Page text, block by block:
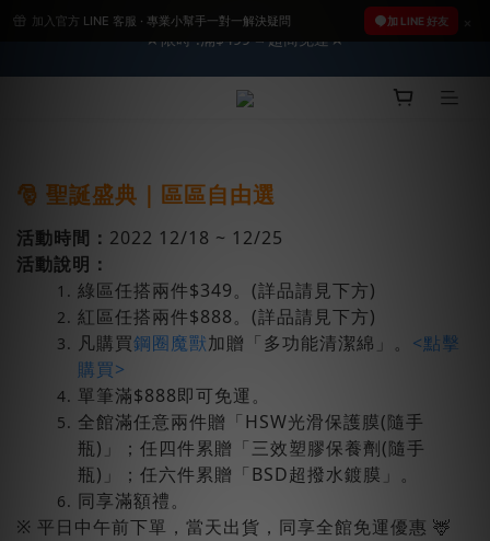
2026車友推薦新車鍍膜１００% 成功的秘訣，全靠這組😎　 ( 查
看鍍膜攻略✔ )
★限時 :滿$499 ➨超商免運★
2026車友推薦新車鍍膜１００% 成功的秘訣，全靠這組😎　 ( 查
🎅 聖誕盛典｜區區自由選
活動時間： 2022 12/18 ~ 12/25
活動說明：
綠區任搭兩件$349。(詳品請見下方)
紅區任搭兩件$888。(詳品請見下方)
凡購買鋼圈魔獸加贈「多功能清潔綿」。 <點擊
購買>
單筆滿$888即可免運。
全館滿任意兩件贈「HSW光滑保護膜(隨手
瓶)」；任四件累贈「三效塑膠保養劑(隨手
瓶)」；任六件累贈「BSD超撥水鍍膜」。
同享滿額禮。
※ 平日中午前下單，當天出貨，同享全館免運優惠 🦌
加入官方 LINE 客服 · 專業小幫手一對一解決疑問 加 LINE 好友